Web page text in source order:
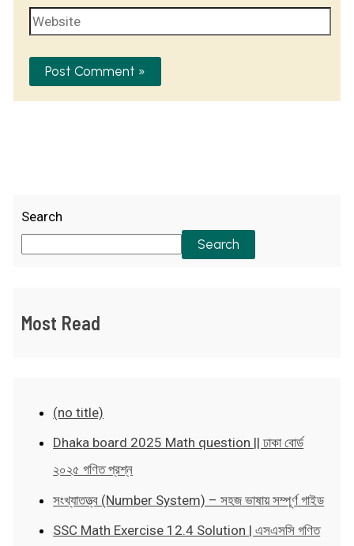
Search
Search
Most Read
(no title)
Dhaka board 2025 Math question || ঢাকা বোর্ড
২০২৫ গণিত প্রশ্ন
সংখ্যাতত্ত্ব (Number System) – সহজ ভাষায় সম্পূর্ণ গাইড
SSC Math Exercise 12.4 Solution | এসএসসি গণিত